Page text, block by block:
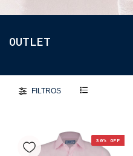
OUTLET
FILTROS
30% OFF